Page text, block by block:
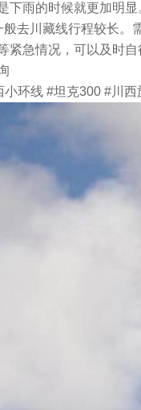
下雨的时候就更加明
去川藏线行程较长
急情况，可以及时自
环线 #坦克300 #川